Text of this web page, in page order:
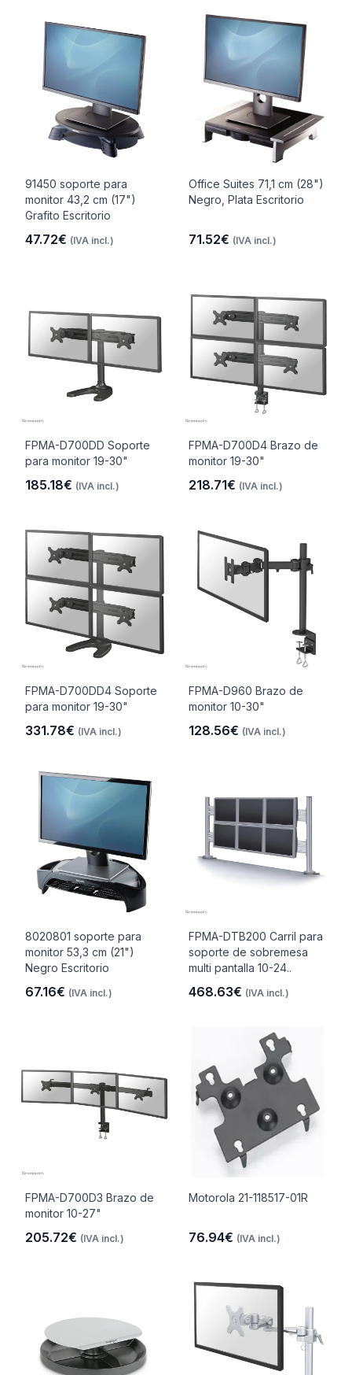
91450 soporte para
monitor 43,2 cm (17")
Grafito Escritorio
47.72€ (IVA incl.)
Office Suites 71,1 cm (28")
Negro, Plata Escritorio
71.52€ (IVA incl.)
FPMA-D700DD Soporte
para monitor 19-30"
185.18€ (IVA incl.)
FPMA-D700D4 Brazo de
monitor 19-30"
218.71€ (IVA incl.)
FPMA-D700DD4 Soporte
para monitor 19-30"
331.78€ (IVA incl.)
FPMA-D960 Brazo de
monitor 10-30"
128.56€ (IVA incl.)
8020801 soporte para
monitor 53,3 cm (21")
Negro Escritorio
67.16€ (IVA incl.)
FPMA-DTB200 Carril para
soporte de sobremesa
multi pantalla 10-24..
468.63€ (IVA incl.)
FPMA-D700D3 Brazo de
monitor 10-27"
205.72€ (IVA incl.)
Motorola 21-118517-01R
76.94€ (IVA incl.)